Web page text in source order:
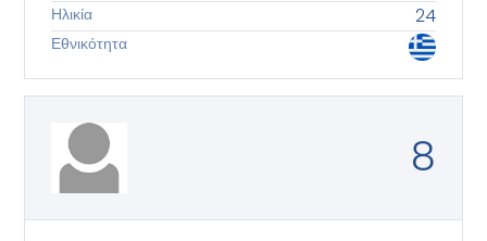
Ηλικία 24
Εθνικότητα
8